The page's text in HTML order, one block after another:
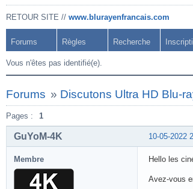
RETOUR SITE // www.blurayenfrancais.com
Forums Règles Recherche
Vous n'êtes pas identifié(e).
Forums » Discutons Ultra HD Blu-
Pages : 1
10-05-2022
GuYoM-4K
Membre Hello les
Avez-vous